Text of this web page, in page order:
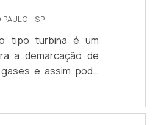
- SP
tipo turbina é um
a demarcação de
e assim pode
materiais para
gama de tipos de
deslocará dentro da